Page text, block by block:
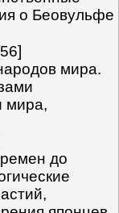
о Беовульфе
мира.
мира,
до